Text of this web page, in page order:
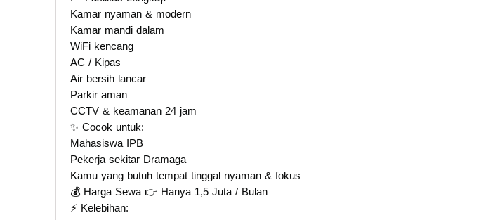
Kamar nyaman & modern
Kamar mandi dalam
WiFi kencang
AC / Kipas
Air bersih lancar
Parkir aman
CCTV & keamanan 24 jam
✨ Cocok untuk:
Mahasiswa IPB
Pekerja sekitar Dramaga
Kamu yang butuh tempat tinggal nyaman & fokus
💰 Harga Sewa 👉 Hanya 1,5 Juta / Bulan
⚡ Kelebihan: